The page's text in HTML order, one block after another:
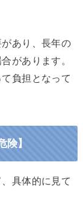
あり、長年の
があります。
負担となって
】
具体的に見て